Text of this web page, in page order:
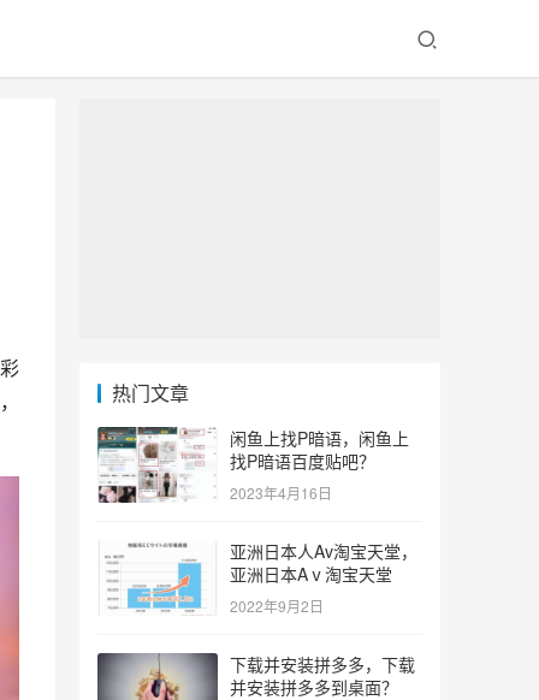
热门文章
闲鱼上找P暗语，闲鱼上
找P暗语百度贴吧？
2023年4月16日
亚洲日本人Av淘宝天堂，
亚洲日本Aⅴ淘宝天堂
2022年9月2日
下载并安装拼多多，下载
并安装拼多多到桌面？